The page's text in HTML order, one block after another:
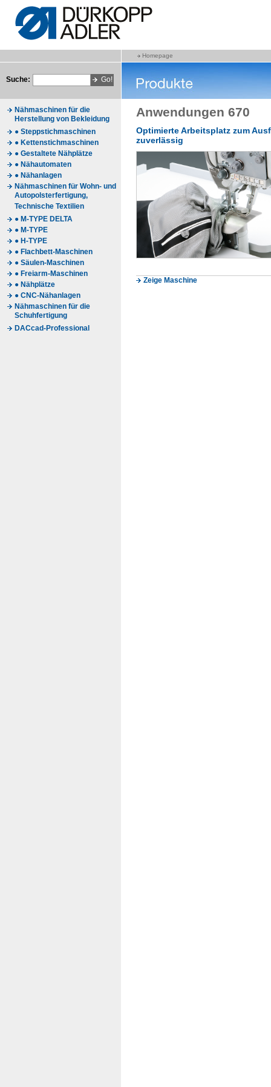
Homepage
Suche:
Nähmaschinen für die
Herstellung von Bekleidung
● Steppstichmaschinen
● Kettenstichmaschinen
● Gestaltete Nähplätze
● Nähautomaten
● Nähanlagen
Nähmaschinen für Wohn- und
Autopolsterfertigung,
Technische Textilien
● M-TYPE DELTA
● M-TYPE
● H-TYPE
● Flachbett-Maschinen
● Säulen-Maschinen
● Freiarm-Maschinen
● Nähplätze
● CNC-Nähanlagen
Nähmaschinen für die
Schuhfertigung
DACcad-Professional
Anwendungen 670
Optimierte Arbeitsplatz zum
zuverlässig
Zeige Maschine